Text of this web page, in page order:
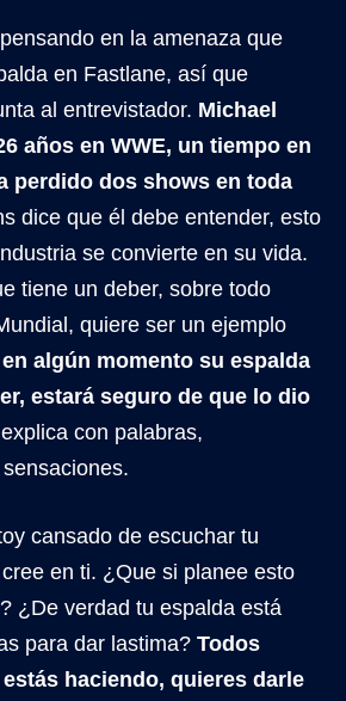
en la amenaza que
en Fastlane, así que
al entrevistador. Michael
años en WWE, un tiempo en
perdido dos shows en toda
dice que él debe entender, esto
se convierte en su vida.
tiene un deber, sobre todo
quiere ser un ejemplo
algún momento su espalda
estará seguro de que lo dio
con palabras,
cansado de escuchar tu
en ti. ¿Que si planee esto
¿De verdad tu espalda está
para dar lastima? Todos
haciendo, quieres darle